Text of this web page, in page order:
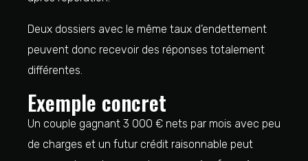
Deux dossiers avec le même taux d’endettement
peuvent donc recevoir des réponses totalement
différentes.
Exemple concret
Un couple gagnant 3 000 € nets par mois avec peu
de charges et un futur crédit raisonnable peut